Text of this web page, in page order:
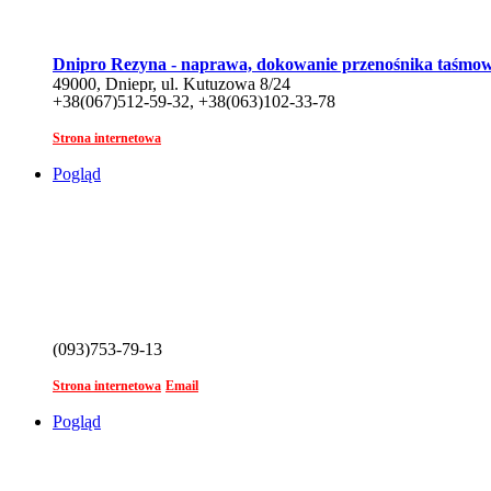
Dnipro Rezyna - naprawa, dokowanie przenośnika
49000, Dniepr, ul. Kutuzowa 8/24
+38(067)512-59-32, +38(063)102-33-78
Strona internetowa
Pogląd
(093)753-79-13
Strona internetowa Email
Pogląd